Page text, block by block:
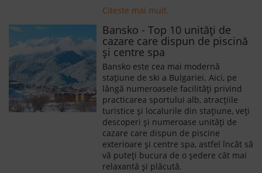
Citeste mai mult.
Bansko - Top 10 unități de
cazare care dispun de piscină
și centre spa
Bansko este cea mai modernă
stațiune de ski a Bulgariei. Aici, pe
lângă numeroasele facilități privind
practicarea sportului alb, atracțiile
turistice și localurile din stațiune, veți
descoperi și numeroase unități de
cazare care dispun de piscine
exterioare și centre spa, astfel încât să
vă puteți bucura de o ședere cât mai
relaxantă și plăcută.